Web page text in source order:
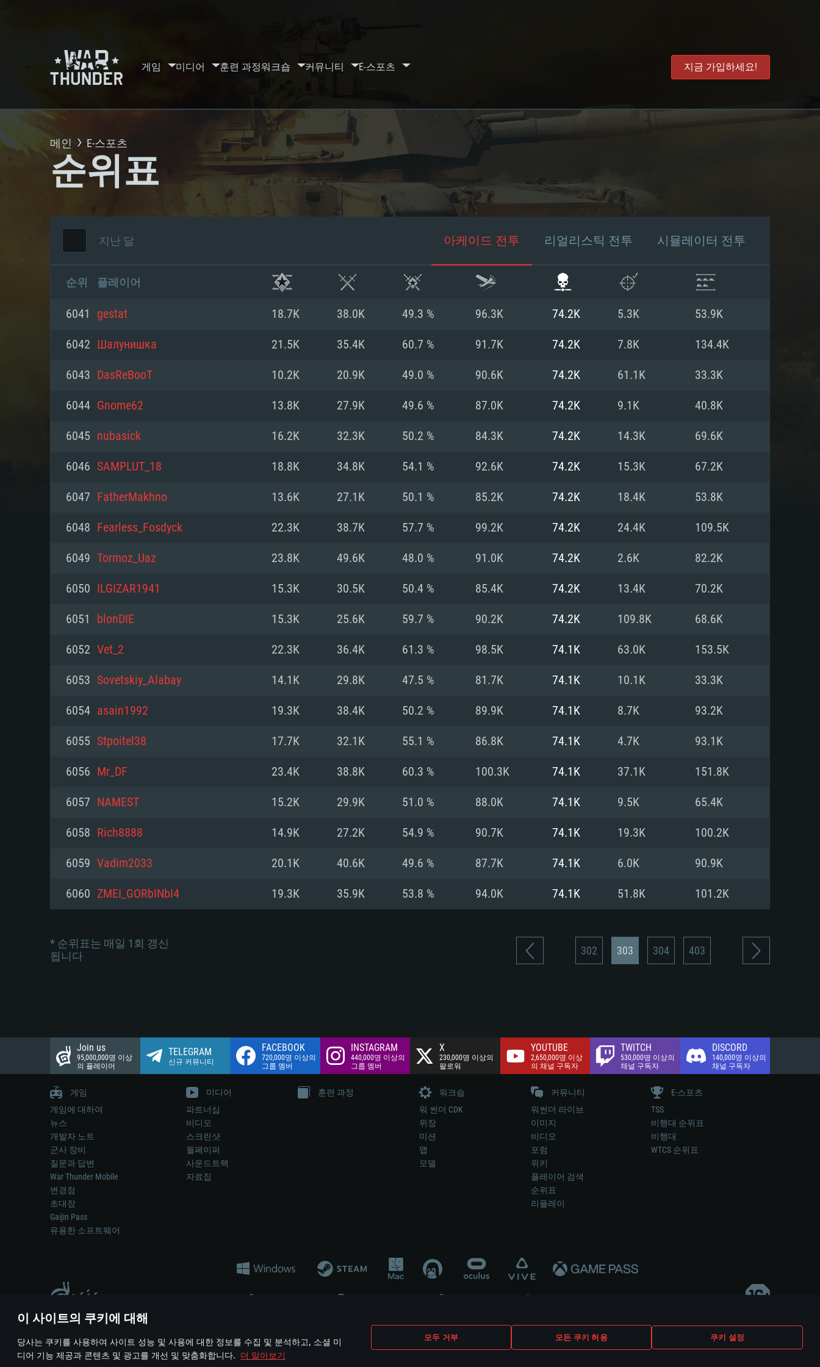
이 사이트의 쿠키에 대해
당사는 쿠키를 사용하여 사이트 성능 및 사용에 대한 정보를 수집 및 분석하고, 소셜 미
디어 기능 제공과 콘텐츠 및 광고를 개선 및 맞춤화합니다. 더 알아보기
모두 거부 모든 쿠키 허용 쿠키 설정
게임 미디어 훈련 과정워크숍 커뮤니티 E-스포츠 지금 가입하세요!
시스템 요구사항
PC MAC
최소사양
운영체제: Windows 10 (64 bit)
프로세서: 2.2 GHz 듀얼코어 이상
메모리: 4GB
그래픽 카드: DirectX 11 이상을 지원하는 AMD
해상도: 720p
네트워크: 브로드밴드 인터넷
여유 저장 공간: 22.1 GB (최소 클라이언트)
권장 사양
운영체제: Windows 10/11 (64 bit)
프로세서: Intel Core i5 또는 Ryzen 5 3600 이상
메모리: 16 GB 이상
그래픽 카드: DirectX 11 이상을 지원하는 Nvidia
최소사양
운영체제: Mac OS Big Sur 11.0
프로세서: 최소 2.2 GHz의 Core i5 (Intel Xeon 은 지
원하지 않습니다)
(Mac), 혹은 이와 비슷한 성능을 가지는 Mac 버전
의 AMD/Nvidia. 최소 해상도: 720p
네트워크: 브로드밴드 인터넷
여유 저장 공간: 22.1 GB (최소 클라이언트)
권장 사양
운영체제: Mac OS Big Sur 11.0
프로세서: Core i7 (Intel Xeon 은 지원하지 않습니
상
네트워크: 브로드밴드 인터넷
여유 저장 공간: 62.2 GB (전체 클라이언트)
최소사양
운영체제: 64bit Linux 중 최신 버전
프로세서: 2.4 GHz 듀얼코어
메모리: 4 GB
그래픽 카드: Vulkan 을 지원하고, 최신 그래픽 드라
와 동급의 성능을 가지며 최신 그래픽 드라이버를
지원하는 AMD (6개월 미만; 최소사양 지원 해상도
권장 사양
운영체제: Ubuntu 20.04 64bit
프로세서: Intel Core i7
메모리: 16 GB
그래픽 카드: Vulkan 을 지원하고, 최신 그래픽 드라
와 동급의 성능을 가지며 최신 그래픽 드라이버를
지원하는 AMD RX 570 (6개월 미만; 최소사양 지원
메인 E-스포츠
순위표
지난 달 아케이드 전투 리얼리스틱 전투 시뮬레이터 전투
순위 플레이어
6041 gestat 18.7K 38.0K 49.3 % 96.3K 74.2K 5.3K 53.9K
6042 Шалунишка 21.5K 35.4K 60.7 % 91.7K 74.2K 7.8K 134.4K
6043 DasReBooT 10.2K 20.9K 49.0 % 90.6K 74.2K 61.1K 33.3K
6044 Gnome62 13.8K 27.9K 49.6 % 87.0K 74.2K 9.1K 40.8K
6045 nubasick 16.2K 32.3K 50.2 % 84.3K 74.2K 14.3K 69.6K
6046 SAMPLUT_18 18.8K 34.8K 54.1 % 92.6K 74.2K 15.3K 67.2K
6047 FatherMakhno 13.6K 27.1K 50.1 % 85.2K 74.2K 18.4K 53.8K
6048 Fearless_Fosdyck 22.3K 38.7K 57.7 % 99.2K 74.2K 24.4K 109.5K
6049 Tormoz_Uaz 23.8K 49.6K 48.0 % 91.0K 74.2K 2.6K 82.2K
6050 ILGIZAR1941 15.3K 30.5K 50.4 % 85.4K 74.2K 13.4K 70.2K
6051 blonDIE 15.3K 25.6K 59.7 % 90.2K 74.2K 109.8K 68.6K
6052 Vet_2 22.3K 36.4K 61.3 % 98.5K 74.1K 63.0K 153.5K
6053 Sovetskiy_Alabay 14.1K 29.8K 47.5 % 81.7K 74.1K 10.1K 33.3K
6054 asain1992 19.3K 38.4K 50.2 % 89.9K 74.1K 8.7K 93.2K
6055 Stpoitel38 17.7K 32.1K 55.1 % 86.8K 74.1K 4.7K 93.1K
6056 Mr_DF 23.4K 38.8K 60.3 % 100.3K 74.1K 37.1K 151.8K
6057 NAMEST 15.2K 29.9K 51.0 % 88.0K 74.1K 9.5K 65.4K
6058 Rich8888 14.9K 27.2K 54.9 % 90.7K 74.1K 19.3K 100.2K
6059 Vadim2033 20.1K 40.6K 49.6 % 87.7K 74.1K 6.0K 90.9K
6060 ZMEI_GORbINbI4 19.3K 35.9K 53.8 % 94.0K 74.1K 51.8K 101.2K
* 순위표는 매일 1회 갱신
됩니다
302 303 304 403
Join us
95,000,000명 이상
의 플레이어
TELEGRAM
신규 커뮤니티
FACEBOOK
720,000명 이상의
그룹 멤버
INSTAGRAM
440,000명 이상의
그룹 멤버
X
230,000명 이상의
팔로워
YOUTUBE
2,650,000명 이상
의 채널 구독자
TWITCH
530,000명 이상의
채널 구독자
DISCORD
140,000명 이상의
채널 구독자
게임
게임에 대하여
뉴스
개발자 노트
군사 장비
질문과 답변
War Thunder Mobile
변경점
초대장
Gaijin Pass
유용한 소프트웨어
미디어
파트너십
비디오
스크린샷
월페이퍼
사운드트랙
자료집
훈련 과정
워크숍
워 썬더 CDK
위장
미션
맵
모델
커뮤니티
워썬더 라이브
이미지
비디오
포럼
위키
플레이어 검색
순위표
리플레이
E-스포츠
TSS
비행대 순위표
비행대
WTCS 순위표
게임 에서 어떠한 현실의 무기나 차량을 묘사하는 것은 무기 개발 업체나 장비 제조 업체가 게임 개발 후원 또는 홍보에 참여하지 않습니다..
© 2011—2026 Gaijin Games Kft. All trademarks, logos and brand names are the property of their respective owners.
이용 약관 이용 약관